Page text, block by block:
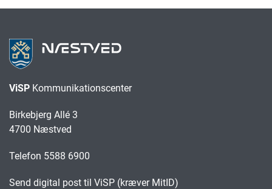
ViSP Kommunikationscenter
Birkebjerg Allé 3
4700 Næstved
Telefon 5588 6900
Send digital post til ViSP (kræver MitID)